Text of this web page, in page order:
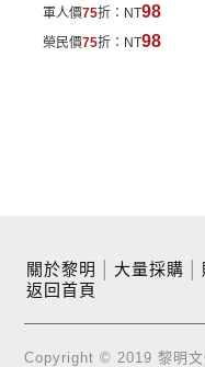
軍人價75折： NT98
榮民價75折： NT98
關於黎明 大量採購
返回首頁
Copyright © 2019 黎明文